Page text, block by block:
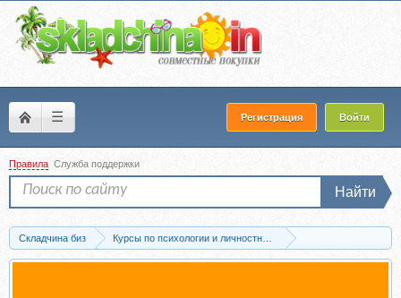
☰ Регистрация Войти
Правила Служба поддержки
Найти
Складчина биз
Курсы по психологии и личностному развитию
Психология богатства и денег
Скачать Поднимите свой финансовый IQ